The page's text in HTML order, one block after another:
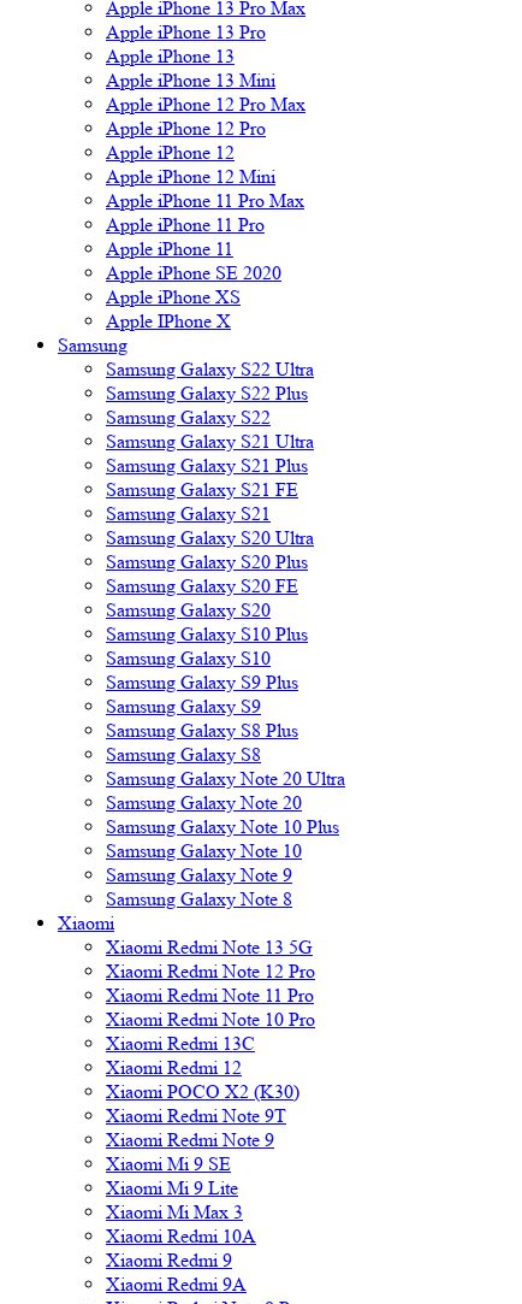
Apple iPhone 13 Pro Max
Apple iPhone 13 Pro
Apple iPhone 13
Apple iPhone 13 Mini
Apple iPhone 12 Pro Max
Apple iPhone 12 Pro
Apple iPhone 12
Apple iPhone 12 Mini
Apple iPhone 11 Pro Max
Apple iPhone 11 Pro
Apple iPhone 11
Apple iPhone SE 2020
Apple iPhone XS
Apple IPhone X
Samsung
Samsung Galaxy S22 Ultra
Samsung Galaxy S22 Plus
Samsung Galaxy S22
Samsung Galaxy S21 Ultra
Samsung Galaxy S21 Plus
Samsung Galaxy S21 FE
Samsung Galaxy S21
Samsung Galaxy S20 Ultra
Samsung Galaxy S20 Plus
Samsung Galaxy S20 FE
Samsung Galaxy S20
Samsung Galaxy S10 Plus
Samsung Galaxy S10
Samsung Galaxy S9 Plus
Samsung Galaxy S9
Samsung Galaxy S8 Plus
Samsung Galaxy S8
Samsung Galaxy Note 20 Ultra
Samsung Galaxy Note 20
Samsung Galaxy Note 10 Plus
Samsung Galaxy Note 10
Samsung Galaxy Note 9
Samsung Galaxy Note 8
Xiaomi
Xiaomi Redmi Note 13 5G
Xiaomi Redmi Note 12 Pro
Xiaomi Redmi Note 11 Pro
Xiaomi Redmi Note 10 Pro
Xiaomi Redmi 13C
Xiaomi Redmi 12
Xiaomi POCO X2 (K30)
Xiaomi Redmi Note 9T
Xiaomi Redmi Note 9
Xiaomi Mi 9 SE
Xiaomi Mi 9 Lite
Xiaomi Mi Max 3
Xiaomi Redmi 10A
Xiaomi Redmi 9
Xiaomi Redmi 9A